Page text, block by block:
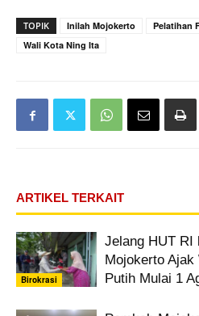
TOPIK Inilah Mojokerto Pelatihan
Wali Kota Ning Ita
ARTIKEL TERKAIT
Birokrasi
Jelang HUT RI
Mojokerto Ajak
Putih Mulai 1